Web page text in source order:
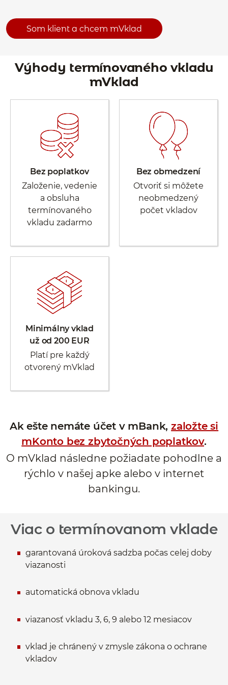
Som klient a chcem mVklad
Výhody termínovaného vkladu
mVklad
Bez poplatkov
Založenie, vedenie
a obsluha
termínovaného
vkladu zadarmo
Bez obmedzení
Otvoriť si môžete
neobmedzený
počet vkladov
Minimálny vklad
už od 200 EUR
Platí pre každý
otvorený mVklad
Ak ešte nemáte účet v mBank,založte si
mKonto bez zbytočných poplatkov.
O mVklad následne požiadate pohodlne a
rýchlo v našej apke alebo v internet
bankingu.
Viac o termínovanom vklade
garantovaná úroková sadzba počas celej doby
viazanosti
automatická obnova vkladu
viazanosť vkladu 3, 6, 9 alebo 12 mesiacov
vklad je chránený v zmysle zákona o ochrane
vkladov